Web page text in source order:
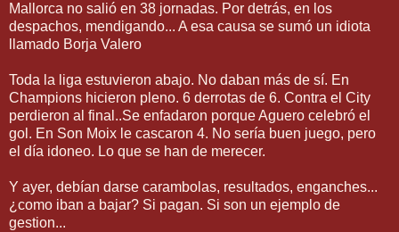
Mallorca no salió en 38 jornadas. Por detrás, en los
despachos, mendigando... A esa causa se sumó un idiota
llamado Borja Valero
Toda la liga estuvieron abajo. No daban más de sí. En
Champions hicieron pleno. 6 derrotas de 6. Contra el City
perdieron al final..Se enfadaron porque Aguero celebró el
gol. En Son Moix le cascaron 4. No sería buen juego, pero
el día idoneo. Lo que se han de merecer.
Y ayer, debían darse carambolas, resultados, enganches...
¿como iban a bajar? Si pagan. Si son un ejemplo de
gestion...